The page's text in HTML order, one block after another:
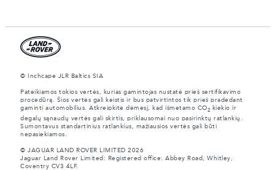
© Inchcape JLR Baltics SIA
Pateikiamos tokios vertės, kurias gamintojas nustatė prieš sertifikavimo
procedūrą. Šios vertės gali keistis ir bus patvirtintos tik prieš pradedant
gaminti automobilius. Atkreipkite dėmesį, kad išmetamo CO2
kiekio ir
degalų sąnaudų vertės gali skirtis, priklausomai nuo pasirinktų ratlankių.
Sumontavus standartinius ratlankius, mažiausios vertės gali būti
nepasiekiamos.
© JAGUAR LAND ROVER LIMITED 2026
Jaguar Land Rover Limited: Registered office: Abbey Road, Whitley,
Coventry CV3 4LF.